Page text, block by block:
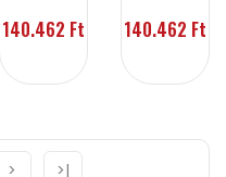
140.462 Ft 140.462 Ft
> >|